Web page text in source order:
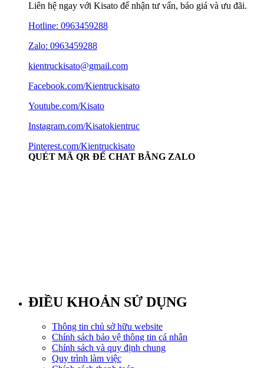
Liên hệ ngay với Kisato để nhận tư vấn, báo giá và ưu đãi.
Hotline: 0963459288
Zalo: 0963459288
kientruckisato@gmail.com
Facebook.com/Kientruckisato
Youtube.com/Kisato
Instagram.com/Kisatokientruc
Pinterest.com/Kientruckisato
QUÉT MÃ QR ĐỂ CHAT BẰNG ZALO
ĐIỀU KHOẢN SỬ DỤNG
Thông tin chủ sở hữu website
Chính sách bảo vệ thông tin cá nhân
Chính sách và quy định chung
Quy trình làm việc